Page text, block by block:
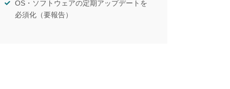
OS・ソフトウェアの定期アップデートを
必須化（要報告）